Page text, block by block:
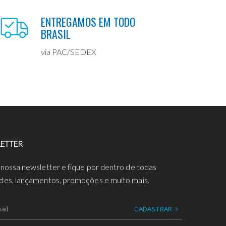
ENTREGAMOS EM TODO
BRASIL
via PAC/SEDEX
newsletter e fique por dentro de todas
lançamentos, promoções e muito mais.
CADASTRAR